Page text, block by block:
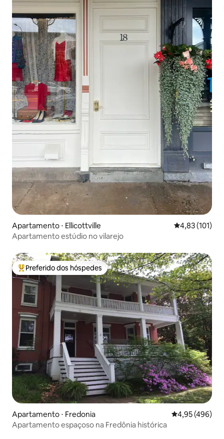
Apartamento ⋅ Ellicottville 4,83 de uma
4,83 (101)
Apartamento estúdio no vilarejo
Entre os melhores preferidos dos hóspedes
Preferido dos hóspedes
Apartamento ⋅ Fredonia 4,95 de uma
4,95 (496)
Apartamento espaçoso na Fredônia histórica